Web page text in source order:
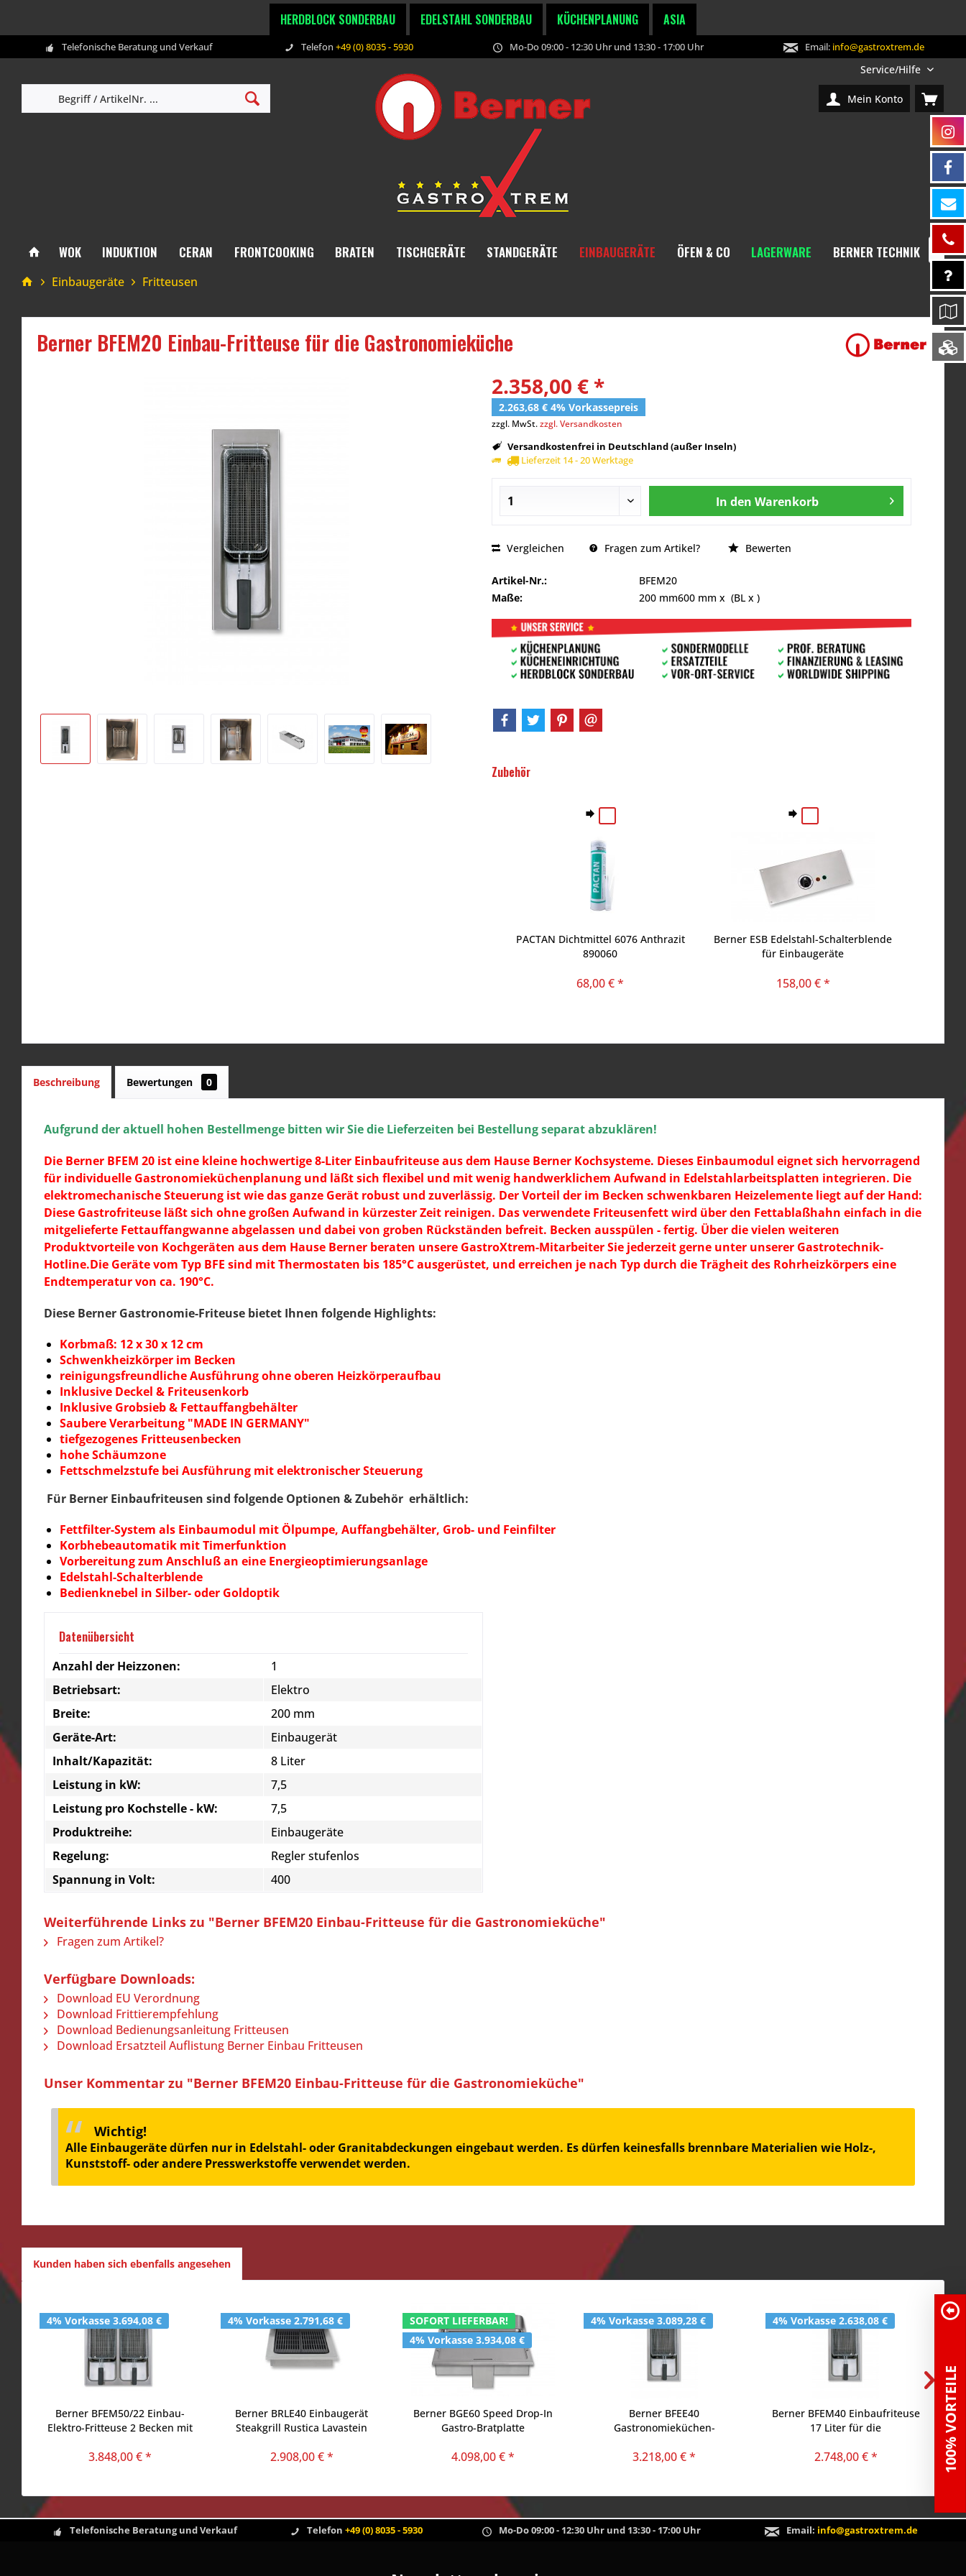
HERDBLOCK SONDERBAU EDELSTAHL SONDERBAU KÜCHENPLANUNG ASIA
Telefonische Beratung und Verkauf Telefon +49 (0) 8035 - 5930 Mo-Do 09:00 - 12:30 Uhr und 13:30 - 17:00 Uhr Email: info@gastroxtrem.de
Service/Hilfe
Mein Konto
WOK INDUKTION CERAN FRONTCOOKING BRATEN TISCHGERÄTE STANDGERÄTE EINBAUGERÄTE ÖFEN & CO LAGERWARE BERNER TECHNIK
Einbaugeräte Fritteusen
Berner BFEM20 Einbau-Fritteuse für die Gastronomieküche
2.358,00 € *
2.263,68 € 4% Vorkassepreis
zzgl. MwSt.zzgl. Versandkosten
Versandkostenfrei in Deutschland (außer Inseln)
Lieferzeit 14 - 20 Werktage
In den Warenkorb
Vergleichen Fragen zum Artikel? Bewerten
Artikel-Nr.:
BFEM20
Maße:
200 mm600 mm x (BL x )
Zubehör
PACTAN Dichtmittel 6076 Anthrazit
890060
68,00 € *
Berner ESB Edelstahl-Schalterblende
für Einbaugeräte
158,00 € *
Beschreibung Bewertungen 0
Aufgrund der aktuell hohen Bestellmenge bitten wir Sie die Lieferzeiten bei Bestellung separat abzuklären!
Die Berner BFEM 20 ist eine kleine hochwertige 8-Liter Einbaufriteuse aus dem Hause Berner Kochsysteme. Dieses Einbaumodul eignet sich hervorragend
für individuelle Gastronomieküchenplanung und läßt sich flexibel und mit wenig handwerklichem Aufwand in Edelstahlarbeitsplatten integrieren. Die
elektromechanische Steuerung ist wie das ganze Gerät robust und zuverlässig. Der Vorteil der im Becken schwenkbaren Heizelemente liegt auf der Hand:
Diese Gastrofriteuse läßt sich ohne großen Aufwand in kürzester Zeit reinigen. Das verwendete Friteusenfett wird über den Fettablaßhahn einfach in die
mitgelieferte Fettauffangwanne abgelassen und dabei von groben Rückständen befreit. Becken ausspülen - fertig. Über die vielen weiteren
Produktvorteile von Kochgeräten aus dem Hause Berner beraten unsere GastroXtrem-Mitarbeiter Sie jederzeit gerne unter unserer Gastrotechnik-
Hotline.Die Geräte vom Typ BFE sind mit Thermostaten bis 185°C ausgerüstet, und erreichen je nach Typ durch die Trägheit des Rohrheizkörpers eine
Endtemperatur von ca. 190°C.
Diese Berner Gastronomie-Friteuse bietet Ihnen folgende Highlights:
Korbmaß: 12 x 30 x 12 cm
Schwenkheizkörper im Becken
reinigungsfreundliche Ausführung ohne oberen Heizkörperaufbau
Inklusive Deckel & Friteusenkorb
Inklusive Grobsieb & Fettauffangbehälter
Saubere Verarbeitung "MADE IN GERMANY"
tiefgezogenes Fritteusenbecken
hohe Schäumzone
Fettschmelzstufe bei Ausführung mit elektronischer Steuerung
Für Berner Einbaufriteusen sind folgende Optionen & Zubehör erhältlich:
Fettfilter-System als Einbaumodul mit Ölpumpe, Auffangbehälter, Grob- und Feinfilter
Korbhebeautomatik mit Timerfunktion
Vorbereitung zum Anschluß an eine Energieoptimierungsanlage
Edelstahl-Schalterblende
Bedienknebel in Silber- oder Goldoptik
Datenübersicht
Anzahl der Heizzonen:
1
Betriebsart:
Elektro
Breite:
200 mm
Geräte-Art:
Einbaugerät
Inhalt/Kapazität:
8 Liter
Leistung in kW:
7,5
Leistung pro Kochstelle - kW:
7,5
Produktreihe:
Einbaugeräte
Regelung:
Regler stufenlos
Spannung in Volt:
400
Weiterführende Links zu "Berner BFEM20 Einbau-Fritteuse für die Gastronomieküche"
Fragen zum Artikel?
Verfügbare Downloads:
Download EU Verordnung
Download Frittierempfehlung
Download Bedienungsanleitung Fritteusen
Download Ersatzteil Auflistung Berner Einbau Fritteusen
Unser Kommentar zu "Berner BFEM20 Einbau-Fritteuse für die Gastronomieküche"
Wichtig!
Alle Einbaugeräte dürfen nur in Edelstahl- oder Granitabdeckungen eingebaut werden. Es dürfen keinesfalls brennbare Materialien wie Holz-,
Kunststoff- oder andere Presswerkstoffe verwendet werden.
Kunden haben sich ebenfalls angesehen
4% Vorkasse 3.694,08 €
Berner BFEM50/22 Einbau-
Elektro-Fritteuse 2 Becken mit
3.848,00 € *
4% Vorkasse 2.791,68 €
Berner BRLE40 Einbaugerät
Steakgrill Rustica Lavastein
2.908,00 € *
SOFORT LIEFERBAR!
4% Vorkasse 3.934,08 €
Berner BGE60 Speed Drop-In
Gastro-Bratplatte
4.098,00 € *
4% Vorkasse 3.089,28 €
Berner BFEE40
Gastronomieküchen-
Regelelektronik
3.218,00 € *
4% Vorkasse 2.638,08 €
Berner BFEM40 Einbaufriteuse
17 Liter für die
2.748,00 € *
Telefonische Beratung und Verkauf Telefon +49 (0) 8035 - 5930 Mo-Do 09:00 - 12:30 Uhr und 13:30 - 17:00 Uhr Email: info@gastroxtrem.de
100% VORTEILE